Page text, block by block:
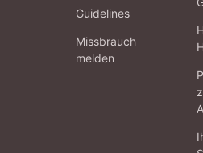
Guidelines
Missbrauch
melden